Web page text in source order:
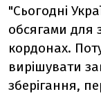
"Сьогодні
обсягами для
кордонах.
вирішувати
зберігання,